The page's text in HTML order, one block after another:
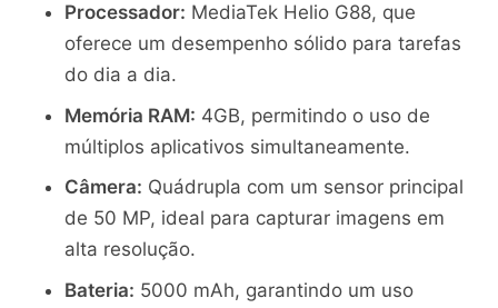
Processador: MediaTek Helio G88, que
oferece um desempenho sólido para tarefas
do dia a dia.
Memória RAM: 4GB, permitindo o uso de
múltiplos aplicativos simultaneamente.
Câmera: Quádrupla com um sensor principal
de 50 MP, ideal para capturar imagens em
alta resolução.
Bateria: 5000 mAh, garantindo um uso